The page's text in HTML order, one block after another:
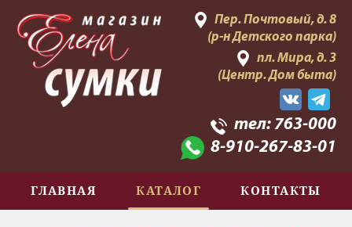
Пер. Почтовый, д. 8
(р-н Детского парка)
пл. Мира, д. 3
(Центр. Дом быта)
тел:763-000
8-910-267-83-01
ГЛАВНАЯ КАТАЛОГ КОНТАКТЫ